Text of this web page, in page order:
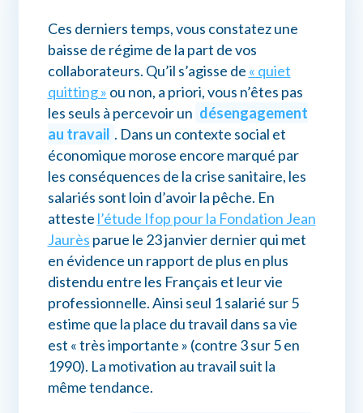
Assistance myPrimobox
Ces derniers temps, vous constatez une
baisse de régime de la part de vos
collaborateurs. Qu’il s’agisse de « quiet
quitting » ou non, a priori, vous n’êtes pas
les seuls à percevoir un désengagement
au travail . Dans un contexte social et
économique morose encore marqué par
les conséquences de la crise sanitaire, les
salariés sont loin d’avoir la pêche. En
atteste l’étude Ifop pour la Fondation Jean
Jaurès parue le 23 janvier dernier qui met
en évidence un rapport de plus en plus
distendu entre les Français et leur vie
professionnelle. Ainsi seul 1 salarié sur 5
estime que la place du travail dans sa vie
est « très importante » (contre 3 sur 5 en
1990). La motivation au travail suit la
même tendance.